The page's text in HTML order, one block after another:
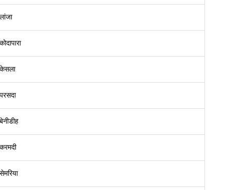
लांजा
कोदापारा
केसला
परसदा
बेनीडीह
करमदी
सेमरिया